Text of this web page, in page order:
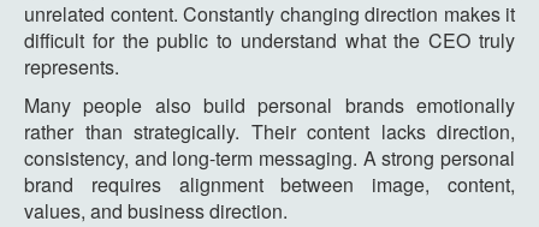
unrelated content. Constantly changing direction makes it
difficult for the public to understand what the CEO truly
represents.
Many people also build personal brands emotionally
rather than strategically. Their content lacks direction,
consistency, and long-term messaging. A strong personal
brand requires alignment between image, content,
values, and business direction.